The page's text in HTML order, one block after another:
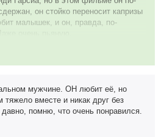
он стойко переносит капризы
малышек, и он, правда, по-
Они так искренне играют,
к жизни глубокие чувства,
ощущения. Иногда думаешь — а
такое? И смог бы поддержать меня
мужчине. ОН любит её, но
вместе и никак друг без
помню, что очень понравился.